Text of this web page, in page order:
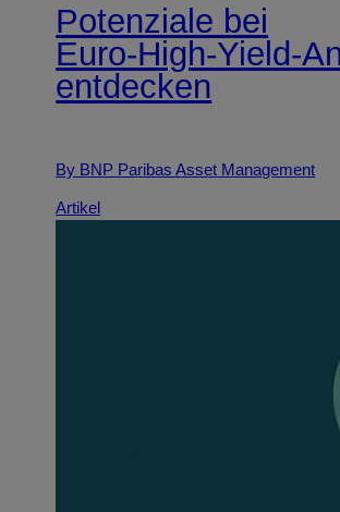
Potenziale bei
entdecken
By BNP Paribas Asset Management
Artikel